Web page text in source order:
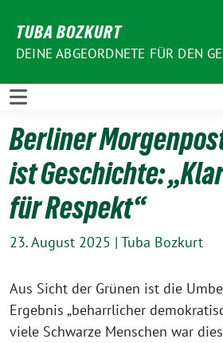
zum
Inhalt
TUBA BOZKURT
DEINE ABGEORDNETE FÜR DEN
Berliner
ist Geschichte:
für Respekt“
23. August 2025 | Tuba Bozkurt
Aus Sicht der Grünen ist die
Ergebnis „beharrlicher
viele Schwarze Menschen war